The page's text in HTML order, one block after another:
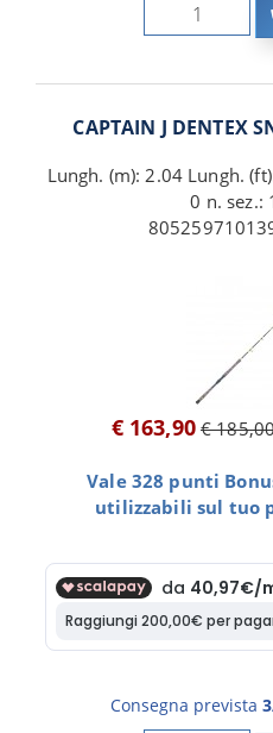
CAPTAIN J DENTEX
Lungh. (m): 2.04 Lungh.
0 n. sez.:
€ 163,90 €
Vale 328 punti
utilizzabili sul tuo
Consegna prevista